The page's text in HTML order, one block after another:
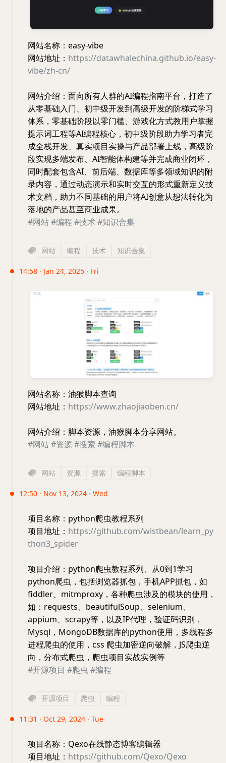
网站名称：easy-vibe
网站地址： https://datawhalechina.github.io/easy-
vibe/zh-cn/
网站介绍：面向所有人群的AI编程指南平台，打造了
从零基础入门、初中级开发到高级开发的阶梯式学习
体系，零基础阶段以零门槛、游戏化方式教用户掌握
提示词工程等AI编程核心，初中级阶段助力学习者完
成全栈开发、真实项目实操与产品部署上线，高级阶
段实现多端发布、AI智能体构建等并完成商业闭环，
同时配套包含AI、前后端、数据库等多领域知识的附
录内容，通过动态演示和实时交互的形式重新定义技
术文档，助力不同基础的用户将AI创意从想法转化为
落地的产品甚至商业成果。
#网站#编程 #技术#知识合集
网站 编程 技术 知识合集
14:58 · Jan 24, 2025 · Fri
网站名称：油猴脚本查询
网站地址： https://www.zhaojiaoben.cn/
网站介绍：脚本资源，油猴脚本分享网站。
#网站#资源#搜索 #编程脚本
网站 资源 搜索 编程脚本
12:50 · Nov 13, 2024 · Wed
项目名称：python爬虫教程系列
项目地址： https://github.com/wistbean/learn_py
thon3_spider
项目介绍：python爬虫教程系列、从0到1学习
python爬虫，包括浏览器抓包，手机APP抓包，如
fiddler、mitmproxy，各种爬虫涉及的模块的使用，
如：requests、beautifulSoup、selenium、
appium、scrapy等，以及IP代理，验证码识别，
Mysql，MongoDB数据库的python使用，多线程多
进程爬虫的使用，css 爬虫加密逆向破解，JS爬虫逆
向，分布式爬虫，爬虫项目实战实例等
#开源项目 #爬虫 #编程
开源项目 爬虫 编程
11:31 · Oct 29, 2024 · Tue
项目名称：Qexo在线静态博客编辑器
项目地址： https://github.com/Qexo/Qexo